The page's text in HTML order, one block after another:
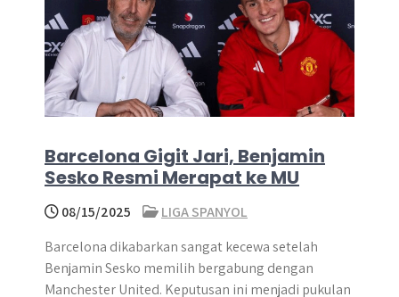
Barcelona Gigit Jari, Benjamin
Sesko Resmi Merapat ke MU
08/15/2025
LIGA SPANYOL
Barcelona dikabarkan sangat kecewa setelah
Benjamin Sesko memilih bergabung dengan
Manchester United​. Keputusan ini menjadi pukulan